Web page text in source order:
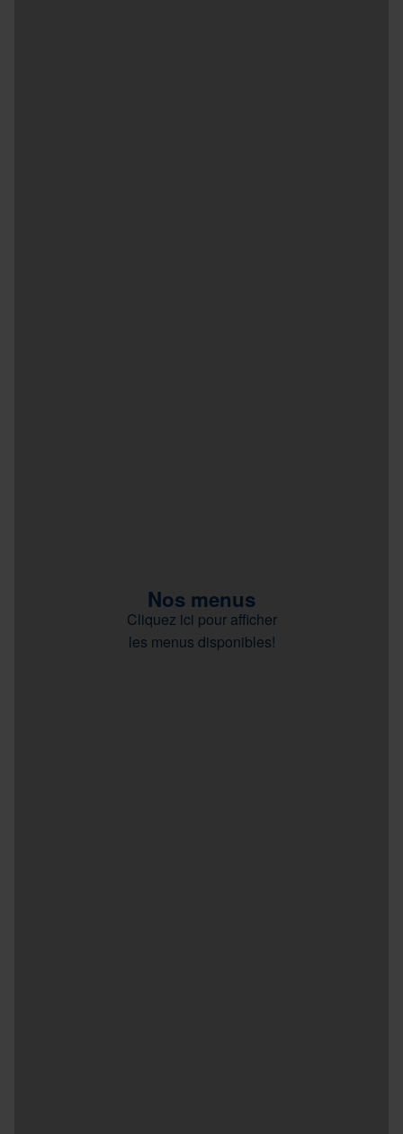
Nos menus
Cliquez ici pour afficher
les menus disponibles!